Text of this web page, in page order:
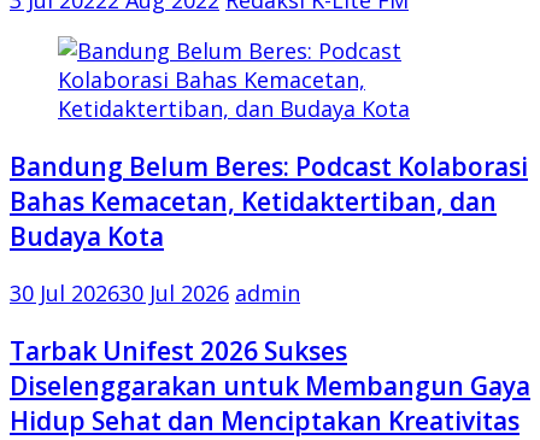
Bandung Belum Beres: Podcast Kolaborasi
Bahas Kemacetan, Ketidaktertiban, dan
Budaya Kota
30 Jul 202630 Jul 2026 admin
Tarbak Unifest 2026 Sukses
Diselenggarakan untuk Membangun Gaya
Hidup Sehat dan Menciptakan Kreativitas